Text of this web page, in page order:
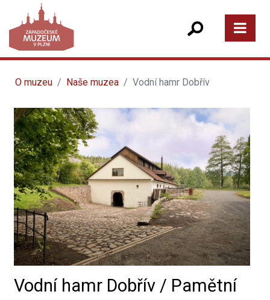
O muzeu Naše muzea Vodní hamr Dobřív
Vodní hamr Dobřív / Pamětní